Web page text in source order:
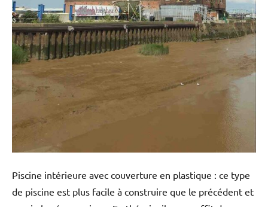
Piscine intérieure avec couverture en plastique : ce type
de piscine est plus facile à construire que le précédent et